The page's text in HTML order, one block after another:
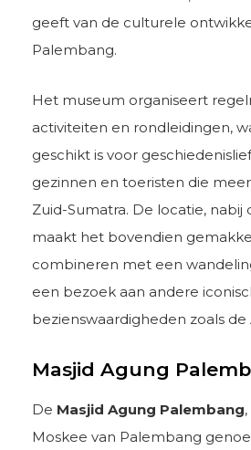
geeft van de culturele
Palembang.
Het museum organiseert
activiteiten en rondleidingen,
geschikt is voor
gezinnen en toeristen die
Zuid-Sumatra. De locatie, nabij
maakt het bovendien
combineren met een
een bezoek aan andere
bezienswaardigheden zoals
Masjid Agung
De Masjid Agung Palembang
Moskee van Palembang